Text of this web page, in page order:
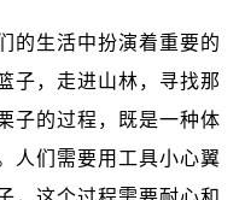
的生活中扮演着重要的
子，走进山林，寻找那
子的过程，既是一种体
人们需要用工具小心翼